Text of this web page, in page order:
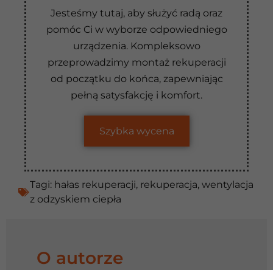
Jesteśmy tutaj, aby służyć radą oraz
pomóc Ci w wyborze odpowiedniego
urządzenia. Kompleksowo
przeprowadzimy montaż rekuperacji
od początku do końca, zapewniając
pełną satysfakcję i komfort.
Szybka wycena
Tagi: hałas rekuperacji, rekuperacja, wentylacja
z odzyskiem ciepła
O autorze